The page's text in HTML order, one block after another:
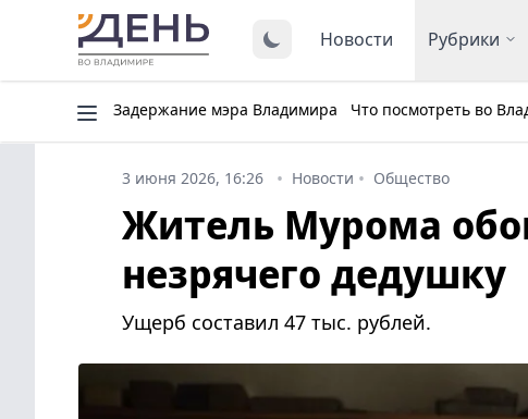
Новости Рубрики
Задержание мэра Владимира Что посмотреть во
3 июня 2026, 16:26 Новости Общество
Житель Мурома
незрячего дедушку
Ущерб составил 47 тыс. рублей.